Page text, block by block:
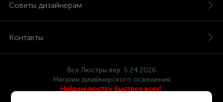
Советы дизайнерам
Контакты
Все Люстры вер. 5.24.2026
Магазин дизайнерского освещения
Найдем люстру быстрее всех!